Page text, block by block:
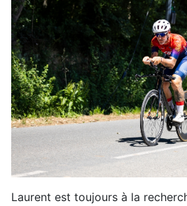
Laurent est toujours à la